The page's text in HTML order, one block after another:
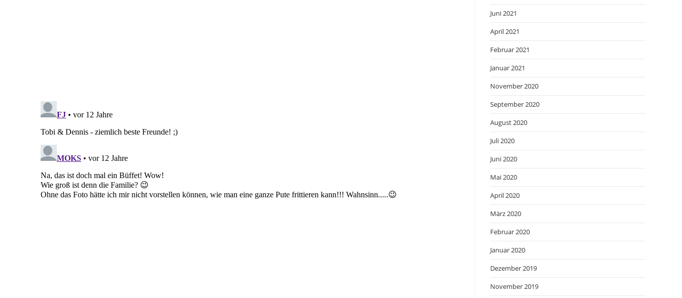
Juni 2021
April 2021
Februar 2021
Januar 2021
November 2020
September 2020
August 2020
Juli 2020
Juni 2020
Mai 2020
April 2020
März 2020
Februar 2020
Januar 2020
Dezember 2019
November 2019